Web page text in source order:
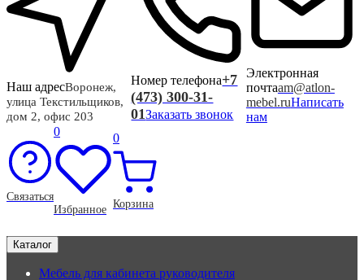
Наш адресВоронеж,
улица Текстильщиков,
дом 2, офис 203
Номер телефона+7
(473) 300-31-
01Заказать звонок
Электронная
почтаam@atlon-
mebel.ruНаписать
нам
Связаться
0
Избранное
0
Корзина
Каталог
Мебель для кабинета руководителя